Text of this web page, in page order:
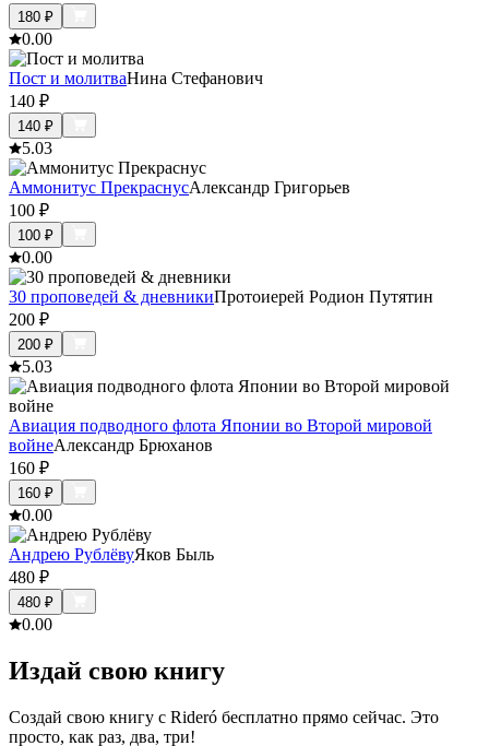
180 ₽
0.00
Пост и молитваНина Стефанович
140 ₽
140 ₽
5.03
Аммонитус ПрекраснусАлександр Григорьев
100 ₽
100 ₽
0.00
30 проповедей & дневникиПротоиерей Родион Путятин
200 ₽
200 ₽
5.03
Авиация подводного флота Японии во Второй мировой
войнеАлександр Брюханов
160 ₽
160 ₽
0.00
Андрею РублёвуЯков Быль
480 ₽
480 ₽
0.00
Издай свою книгу
Создай свою книгу с Rideró бесплатно прямо сейчас. Это
просто, как раз, два, три!